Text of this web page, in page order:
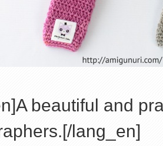
beautiful and
lang_en]